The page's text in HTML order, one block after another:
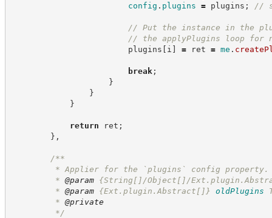
config . plugins = plugins ; //
// Put the instance in the
// the applyPlugins loop for
plugins [ i ] = ret = me .
break ;
}
}
}
return ret ;
} ,
/**
* Applier for the `plugins` config property.
* @param {String[]/Object[]/
* @param {Ext.plugin.Abstract[]} oldPlugins
* @private
*/